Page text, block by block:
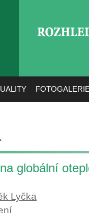
globální
Lyčka